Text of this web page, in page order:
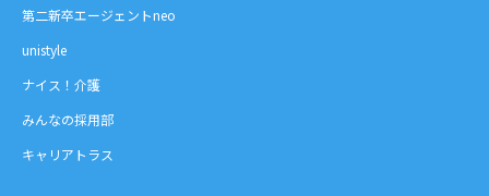
第二新卒エージェントneo
unistyle
ナイス！介護
みんなの採用部
キャリアトラス